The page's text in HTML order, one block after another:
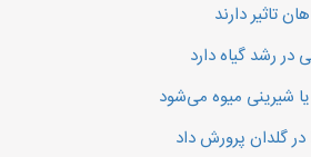
تاثیر دارند
رشد گیاه دارد
شیرینی میوه می‌شود
در گلدان پرورش داد